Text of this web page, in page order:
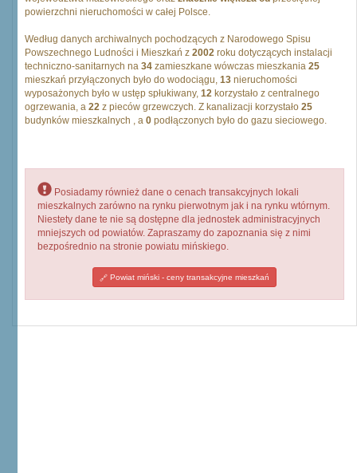
powierzchni nieruchomości w całej Polsce.
Według danych archiwalnych pochodzących z Narodowego Spisu
Powszechnego Ludności i Mieszkań z 2002 roku dotyczących instalacji
techniczno-sanitarnych na 34 zamieszkane wówczas mieszkania 25
mieszkań przyłączonych było do wodociągu, 13 nieruchomości
wyposażonych było w ustęp spłukiwany, 12 korzystało z centralnego
ogrzewania, a 22 z pieców grzewczych. Z kanalizacji korzystało 25
budynków mieszkalnych , a 0 podłączonych było do gazu sieciowego.
Posiadamy również dane o cenach transakcyjnych lokali
mieszkalnych zarówno na rynku pierwotnym jak i na rynku wtórnym.
Niestety dane te nie są dostępne dla jednostek administracyjnych
mniejszych od powiatów. Zapraszamy do zapoznania się z nimi
bezpośrednio na stronie powiatu mińskiego.
Powiat miński - ceny transakcyjne mieszkań